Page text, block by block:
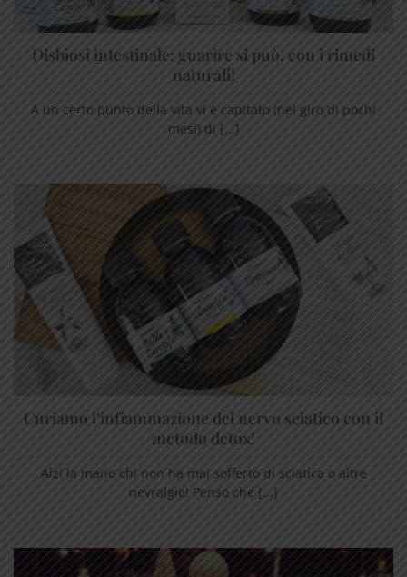
Disbiosi intestinale: guarire si può, con i rimedi
naturali!
A un certo punto della vita vi è capitato (nel giro di pochi
mesi) di [...]
Curiamo l’infiammazione del nervo sciatico con il
metodo detox!
Alzi la mano chi non ha mai sofferto di sciatica o altre
nevralgie! Penso che [...]